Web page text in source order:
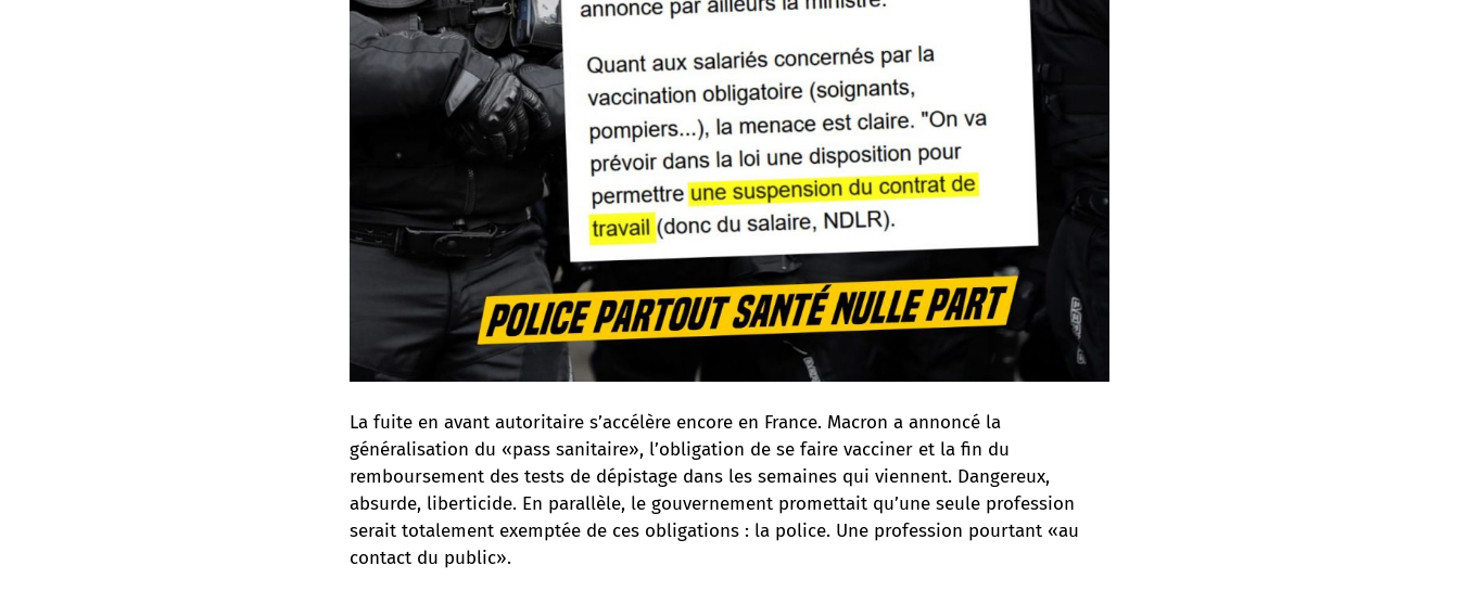
La fuite en avant autoritaire s’accélère encore en France. Macron a annoncé la
généralisation du «pass sanitaire», l’obligation de se faire vacciner et la fin du
remboursement des tests de dépistage dans les semaines qui viennent. Dangereux,
absurde, liberticide. En parallèle, le gouvernement promettait qu’une seule profession
serait totalement exemptée de ces obligations : la police. Une profession pourtant «au
contact du public».